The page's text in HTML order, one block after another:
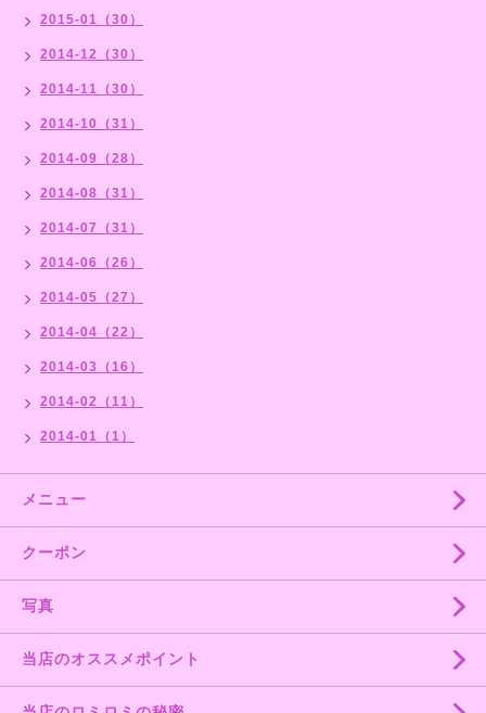
2015-01（30）
2014-12（30）
2014-11（30）
2014-10（31）
2014-09（28）
2014-08（31）
2014-07（31）
2014-06（26）
2014-05（27）
2014-04（22）
2014-03（16）
2014-02（11）
2014-01（1）
メニュー
クーポン
写真
当店のオススメポイント